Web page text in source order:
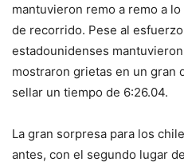
mantuvieron remo a remo a
de recorrido. Pese al
estadounidenses
mostraron grietas en un gran
sellar un tiempo de 6:26.04.
La gran sorpresa para los
antes, con el segundo lugar